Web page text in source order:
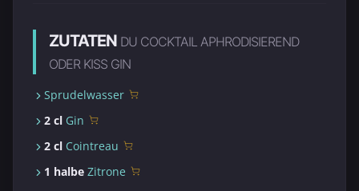
ZUTATEN DU COCKTAIL APHRODISIEREND
ODER KISS GIN
Sprudelwasser
2 cl Gin
2 cl Cointreau
1 halbe Zitrone